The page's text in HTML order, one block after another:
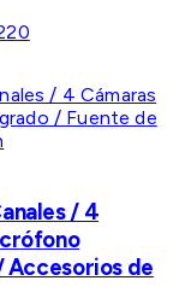
/ 4
Accesorios de